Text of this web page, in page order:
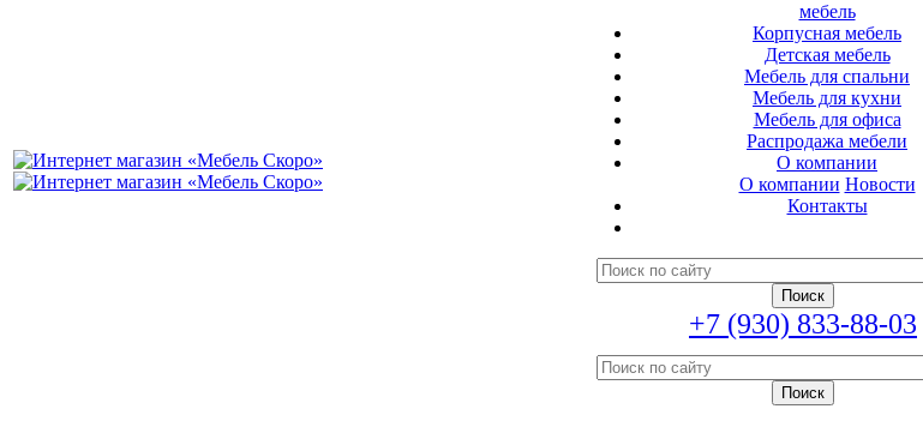
мебель
Корпусная мебель
Детская мебель
Мебель для спальни
Мебель для кухни
Мебель для офиса
Распродажа мебели
О компании
О компании Новости
Контакты
+7 (930) 833-88-03